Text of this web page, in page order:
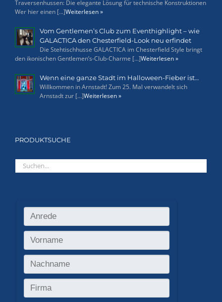
Traversenhussen: Die elegante Lösung für technische Konstruktionen
Wer hier einen [...]Weiterlesen »
Vom Gentlemen’s Club zum Eventhighlight – wie
GALACTICA den Chesterfield-Look neu erfindet
Die Stehtischhusse GALACTICA im Chesterfield Style bringt
den ikonischen Gentlemen’s-Club-Charme [...]Weiterlesen »
Wenn eine ganze Stadt im Halloween-Fieber ist…
Willkommen in Arnstadt! Zum 25. Mal verwandelt sich
Arnstadt zur [...]Weiterlesen »
PRODUKTSUCHE